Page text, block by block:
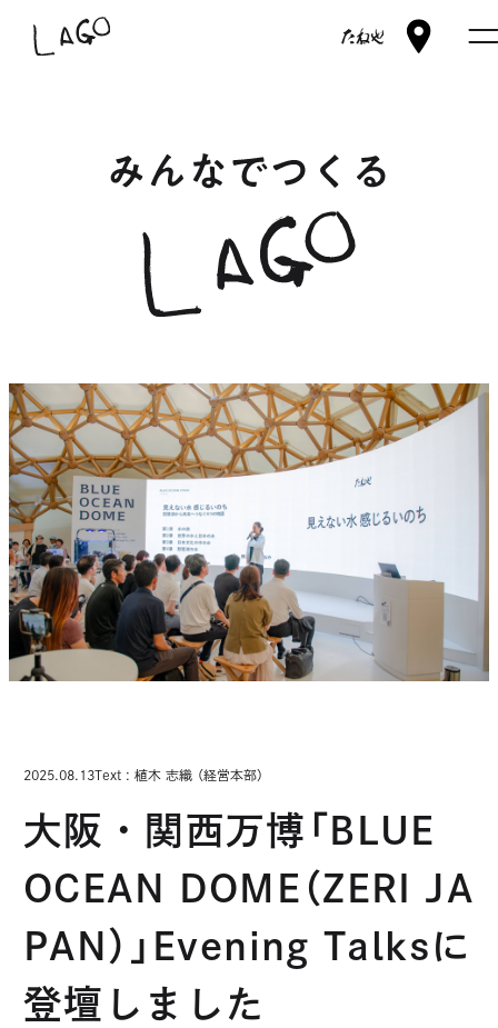
LAGO
外
ト
を
別
ド
ウ
で
開
き
す
たね
交
食べる
LAGOツアー
LAGO 視察ツアー
今森光彦と里山をつくる
近江八景
LAGOの想い
水と森
お菓子のおはなし
ご利用案内・アクセス
交通アクセス
2025.08.13Text : 植木 志織 （経営本部）
大阪・関西万博「BLUE
OCEAN DOME（ZERI JA
PAN）」Evening Talksに
登壇しました